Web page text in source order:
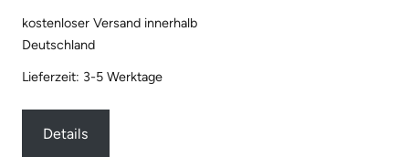
kostenloser Versand innerhalb
Deutschland
Lieferzeit: 3-5 Werktage
Details